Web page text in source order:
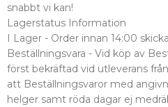
snabbt vi kan!
Lagerstatus Information
I Lager - Order innan 14:00
Beställningsvara - Vid köp av
först bekräftad vid utleverans
att Beställningsvaror med
helger samt röda dagar ej